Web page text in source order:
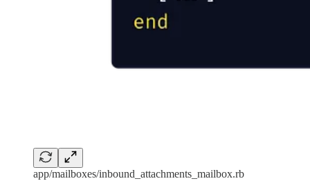
app/mailboxes/inbound_attachments_mailbox.rb